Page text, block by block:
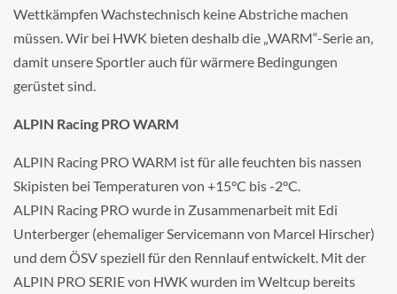
Wettkämpfen Wachstechnisch keine Abstriche machen
müssen. Wir bei HWK bieten deshalb die „WARM“-Serie an,
damit unsere Sportler auch für wärmere Bedingungen
gerüstet sind.
ALPIN Racing PRO WARM
ALPIN Racing PRO WARM ist für alle feuchten bis nassen
Skipisten bei Temperaturen von +15°C bis -2°C.
ALPIN Racing PRO wurde in Zusammenarbeit mit Edi
Unterberger (ehemaliger Servicemann von Marcel Hirscher)
und dem ÖSV speziell für den Rennlauf entwickelt. Mit der
ALPIN PRO SERIE von HWK wurden im Weltcup bereits